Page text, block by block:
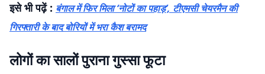
इसे भी पढ़ें : बंगाल में फिर मिला ‘नोटों का पहाड़’, टीएमसी चेयरमैन की
गिरफ्तारी के बाद बोरियों में भरा कैश बरामद
लोगों का सालों पुराना गुस्सा फूटा